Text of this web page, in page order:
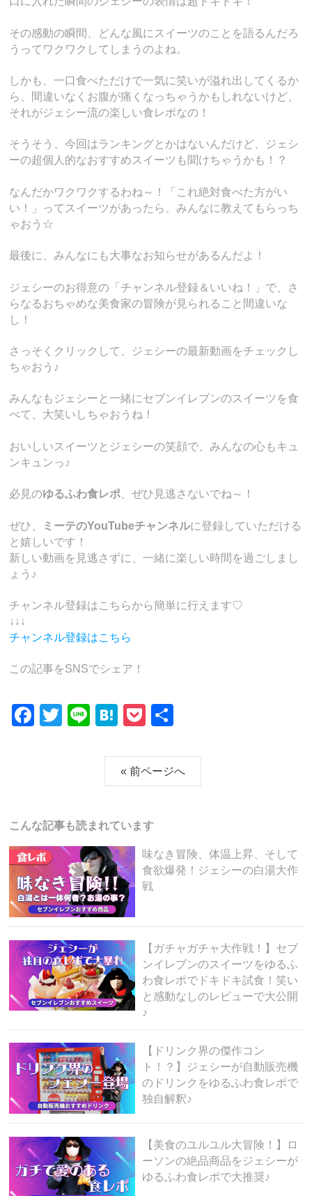
その感動の瞬間、どんな風にスイーツのことを語るんだろ
うってワクワクしてしまうのよね。
しかも、一口食べただけで一気に笑いが溢れ出してくるか
ら、間違いなくお腹が痛くなっちゃうかもしれないけど、
それがジェシー流の楽しい食レポなの！
そうそう、今回はランキングとかはないんだけど、ジェシ
ーの超個人的なおすすめスイーツも聞けちゃうかも！？
なんだかワクワクするわね～！「これ絶対食べた方がい
い！」ってスイーツがあったら、みんなに教えてもらっち
ゃおう☆
最後に、みんなにも大事なお知らせがあるんだよ！
ジェシーのお得意の「チャンネル登録＆いいね！」で、さ
らなるおちゃめな美食家の冒険が見られること間違いな
し！
さっそくクリックして、ジェシーの最新動画をチェックし
ちゃおう♪
みんなもジェシーと一緒にセブンイレブンのスイーツを食
べて、大笑いしちゃおうね！
おいしいスイーツとジェシーの笑顔で、みんなの心もキュ
ンキュンっ♪
必見のゆるふわ食レポ 、ぜひ見逃さないでね～！
ぜひ、 ミーテのYouTubeチャンネルに登録していただける
と嬉しいです！
新しい動画を見逃さずに、一緒に楽しい時間を過ごしまし
ょう♪
チャンネル登録はこちらから簡単に行えます♡
↓↓↓
チャンネル登録はこちら
この記事をSNSでシェア！
F
o
o
k
T
Li
H
e
n
P
ck
et
« 前ページへ
こんな記事も読まれています
味なき冒険、体温上昇、そして
食欲爆発！ジェシーの白湯大作
戦
【ガチャガチャ大作戦！】セブ
ンイレブンのスイーツをゆるふ
わ食レポでドキドキ試食！笑い
と感動なしのレビューで大公開
♪
【ドリンク界の傑作コン
ト！？】ジェシーが自動販売機
のドリンクをゆるふわ食レポで
独自解釈♪
【美食のユルユル大冒険！】ロ
ーソンの絶品商品をジェシーが
ゆるふわ食レポで大推奨♪